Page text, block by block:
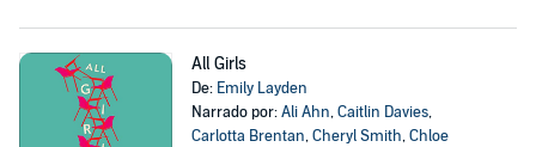
All Girls
De: Emily Layden
Narrado por:Ali Ahn,Caitlin Davies,
Carlotta Brentan,Cheryl Smith,Chloe